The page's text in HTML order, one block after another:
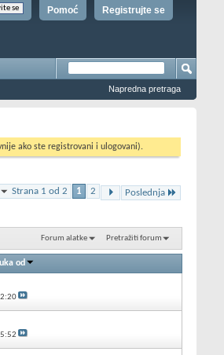
Registrujte se
Pomoć
Napredna pretraga
ako ste registrovani i ulogovani).
Strana 1 od 2 1 2 Poslednja
Forum alatke Pretražiti forum
od